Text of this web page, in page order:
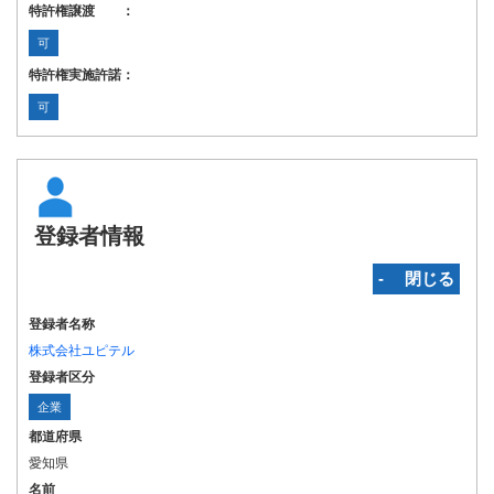
特許権譲渡 ：
可
特許権実施許諾：
可
登録者情報
‐ 閉じる
登録者名称
株式会社ユピテル
登録者区分
企業
都道府県
愛知県
名前